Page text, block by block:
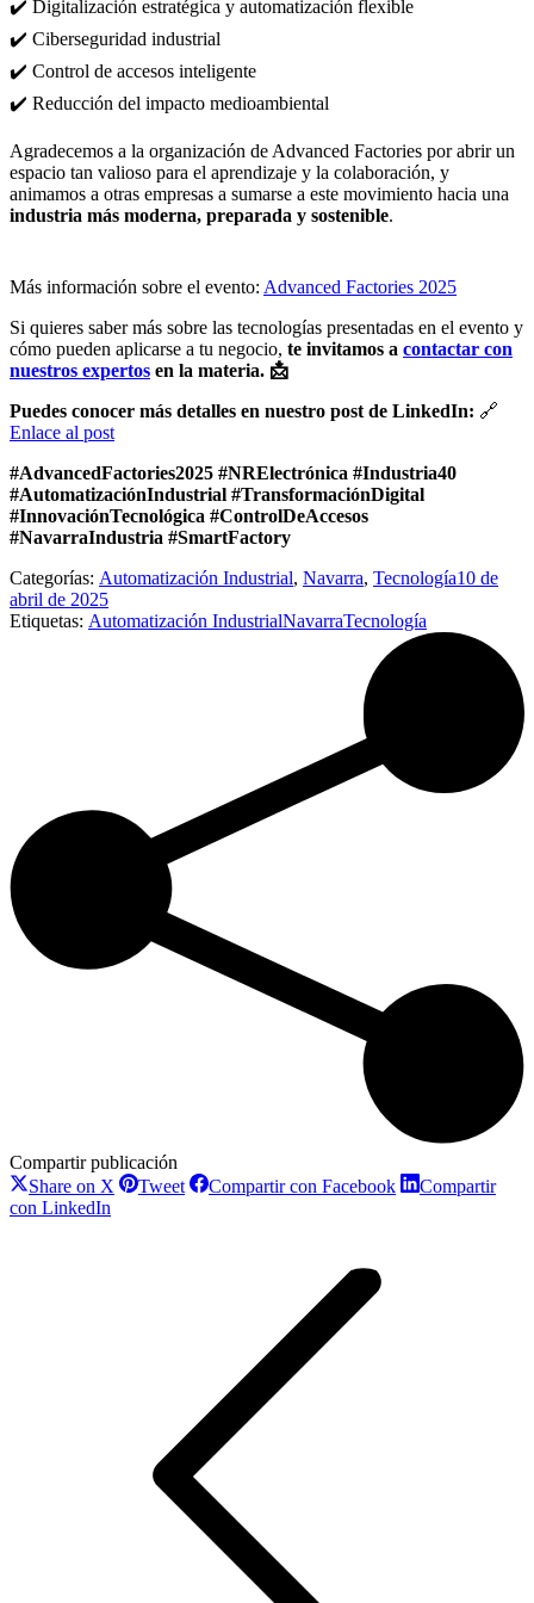
✔️ Digitalización estratégica y automatización flexible
✔️ Ciberseguridad industrial
✔️ Control de accesos inteligente
✔️ Reducción del impacto medioambiental
Agradecemos a la organización de Advanced Factories por abrir un
espacio tan valioso para el aprendizaje y la colaboración, y
animamos a otras empresas a sumarse a este movimiento hacia una
industria más moderna, preparada y sostenible.
Más información sobre el evento: Advanced Factories 2025
Si quieres saber más sobre las tecnologías presentadas en el evento y
cómo pueden aplicarse a tu negocio, te invitamos a contactar con
nuestros expertos en la materia. 📩
Puedes conocer más detalles en nuestro post de LinkedIn: 🔗
Enlace al post
#AdvancedFactories2025 #NRElectrónica #Industria40
#AutomatizaciónIndustrial #TransformaciónDigital
#InnovaciónTecnológica #ControlDeAccesos
#NavarraIndustria #SmartFactory
Categorías: Automatización Industrial, Navarra, Tecnología10 de
abril de 2025
Etiquetas: Automatización IndustrialNavarraTecnología
Compartir publicación
Share on X Compartir
TweetCompartir
Compartir con FacebookCompartir
Compartir
con LinkedIn